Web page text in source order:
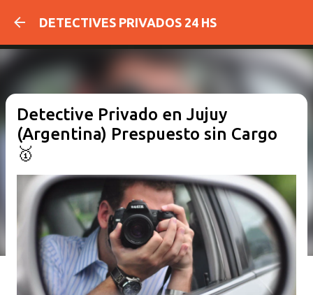
Ir al contenido principal
DETECTIVES PRIVADOS 24 HS
Detective Privado en Jujuy
(Argentina) Prespuesto sin Cargo
🥇